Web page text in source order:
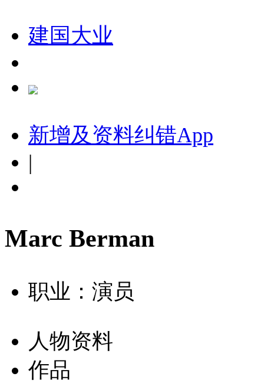
建国大业
新增及资料纠错App
|
Marc Berman
职业：演员
人物资料
作品